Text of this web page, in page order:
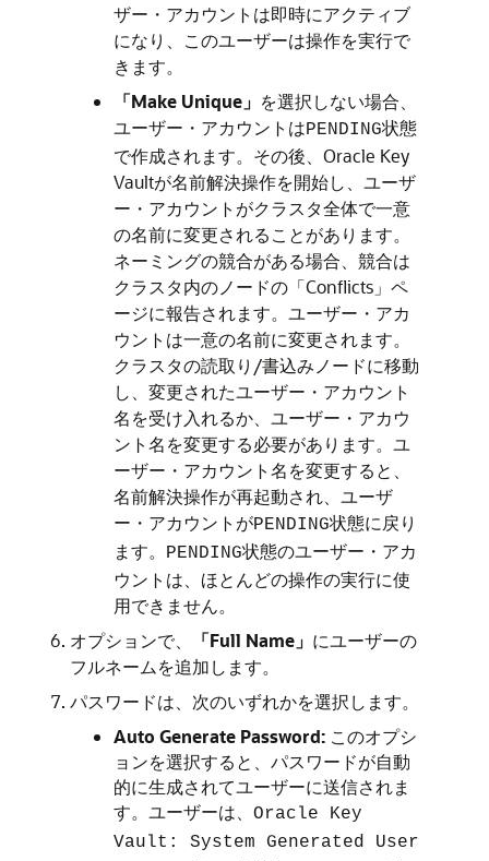
ザー・アカウントは即時にアクティブ
になり、このユーザーは操作を実行で
きます。
「Make Unique」 を選択しない場合、
ユーザー・アカウントはPENDING状態
で作成されます。その後、Oracle Key
Vaultが名前解決操作を開始し、ユーザ
ー・アカウントがクラスタ全体で一意
の名前に変更されることがあります。
ネーミングの競合がある場合、競合は
クラスタ内のノードの「Conflicts」ペ
ージに報告されます。ユーザー・アカ
ウントは一意の名前に変更されます。
クラスタの読取り/書込みノードに移動
し、変更されたユーザー・アカウント
名を受け入れるか、ユーザー・アカウ
ント名を変更する必要があります。ユ
ーザー・アカウント名を変更すると、
名前解決操作が再起動され、ユーザ
ー・アカウントがPENDING状態に戻り
ます。
PENDING状態のユーザー・アカ
ウントは、ほとんどの操作の実行に使
用できません。
オプションで、
「Full Name」 にユーザーの
フルネームを追加します。
パスワードは、次のいずれかを選択します。
Auto Generate Password: このオプシ
ョンを選択すると、パスワードが自動
的に生成されてユーザーに送信されま
す。ユーザーは、 Oracle Key
Vault: System Generated User